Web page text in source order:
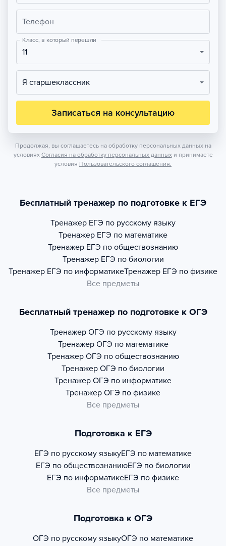
Телефон
Класс, в который перешли
11
Я старшеклассник
Записаться на консультацию
Продолжая, вы соглашаетесь на обработку персональных данных на
условиях Согласия на обработку персональных данных и принимаете
условия Пользовательского соглашения.
Бесплатный тренажер по подготовке к ЕГЭ
Тренажер ЕГЭ по русскому языку
Тренажер ЕГЭ по математике
Тренажер ЕГЭ по обществознанию
Тренажер ЕГЭ по биологии
Тренажер ЕГЭ по информатикеТренажер ЕГЭ по физике
Все предметы
Бесплатный тренажер по подготовке к ОГЭ
Тренажер ОГЭ по русскому языку
Тренажер ОГЭ по математике
Тренажер ОГЭ по обществознанию
Тренажер ОГЭ по биологии
Тренажер ОГЭ по информатике
Тренажер ОГЭ по физике
Все предметы
Подготовка к ЕГЭ
ЕГЭ по русскому языкуЕГЭ по математике
ЕГЭ по обществознаниюЕГЭ по биологии
ЕГЭ по информатикеЕГЭ по физике
Все предметы
Подготовка к ОГЭ
ОГЭ по русскому языкуОГЭ по математике